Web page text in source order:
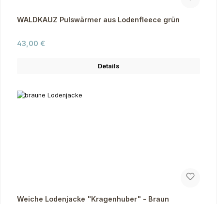
WALDKAUZ Pulswärmer aus Lodenfleece grün
Regulärer Preis:
43,00 €
Details
Weiche Lodenjacke "Kragenhuber" - Braun